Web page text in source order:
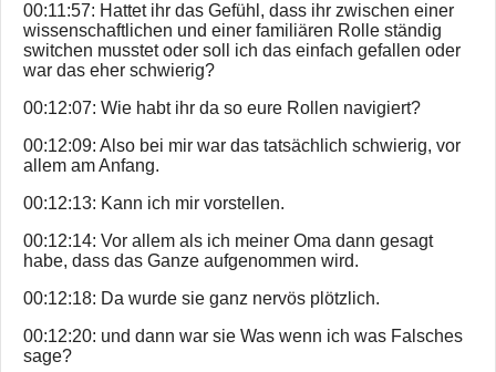
00:11:57: Hattet ihr das Gefühl, dass ihr zwischen einer
wissenschaftlichen und einer familiären Rolle ständig
switchen musstet oder soll ich das einfach gefallen oder
war das eher schwierig?
00:12:07: Wie habt ihr da so eure Rollen navigiert?
00:12:09: Also bei mir war das tatsächlich schwierig, vor
allem am Anfang.
00:12:13: Kann ich mir vorstellen.
00:12:14: Vor allem als ich meiner Oma dann gesagt
habe, dass das Ganze aufgenommen wird.
00:12:18: Da wurde sie ganz nervös plötzlich.
00:12:20: und dann war sie Was wenn ich was Falsches
sage?